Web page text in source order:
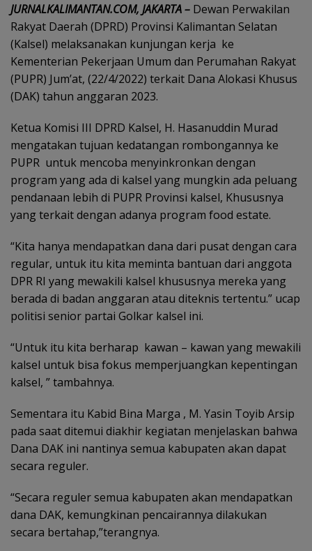
JURNALKALIMANTAN.COM, JAKARTA – Dewan Perwakilan
Rakyat Daerah (DPRD) Provinsi Kalimantan Selatan
(Kalsel) melaksanakan kunjungan kerja ke
Kementerian Pekerjaan Umum dan Perumahan Rakyat
(PUPR) Jum’at, (22/4/2022) terkait Dana Alokasi Khusus
(DAK) tahun anggaran 2023.
Ketua Komisi III DPRD Kalsel, H. Hasanuddin Murad
mengatakan tujuan kedatangan rombongannya ke
PUPR untuk mencoba menyinkronkan dengan
program yang ada di kalsel yang mungkin ada peluang
pendanaan lebih di PUPR Provinsi kalsel, Khususnya
yang terkait dengan adanya program food estate.
“Kita hanya mendapatkan dana dari pusat dengan cara
regular, untuk itu kita meminta bantuan dari anggota
DPR RI yang mewakili kalsel khususnya mereka yang
berada di badan anggaran atau diteknis tertentu.” ucap
politisi senior partai Golkar kalsel ini.
“Untuk itu kita berharap kawan – kawan yang mewakili
kalsel untuk bisa fokus memperjuangkan kepentingan
kalsel, ” tambahnya.
Sementara itu Kabid Bina Marga , M. Yasin Toyib Arsip
pada saat ditemui diakhir kegiatan menjelaskan bahwa
Dana DAK ini nantinya semua kabupaten akan dapat
secara reguler.
“Secara reguler semua kabupaten akan mendapatkan
dana DAK, kemungkinan pencairannya dilakukan
secara bertahap,”terangnya.